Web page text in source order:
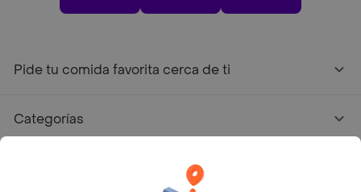
Pide tu comida favorita cerca de ti
Categorías